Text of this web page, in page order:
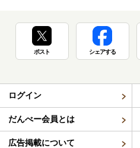
ポスト シェアする
ログイン
だんべー会員とは
広告掲載について